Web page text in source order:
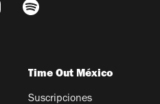
Time Out México
Suscripciones